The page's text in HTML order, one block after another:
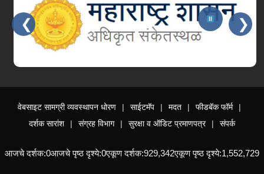
NEW
वाहन चालक चाचणी सूचना व यादी – प्रादेशिक कार्यालय
मुंबई
NEW
प्रयोगशाळा सहाय्यक (वर्ग-३) पदावरील कर्मचाऱ्यांची दि.
NEW
❮ ❯
वेबसाइट सामग्री व्यवस्थापन धोरण साईटमॅप मदत
फीडबॅक फॉर्म
दर्शक सारांश
संग्रह विभाग सुरक्षा व ऑडिट प्रमाणपत्र संपर्क
आजचे दर्शक:0आजचे पृष्ठ दृश्ये:0एकूण दर्शक:929,342एकूण पृष्ठ दृश्ये:1,552,729